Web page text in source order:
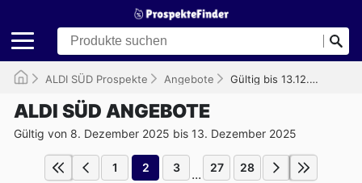
ALDI SÜD Prospekte Angebote Gültig bis 13.12.2025
ALDI SÜD ANGEBOTE
Gültig von 8. Dezember 2025 bis 13. Dezember 2025
1 2 3 ... 27 28